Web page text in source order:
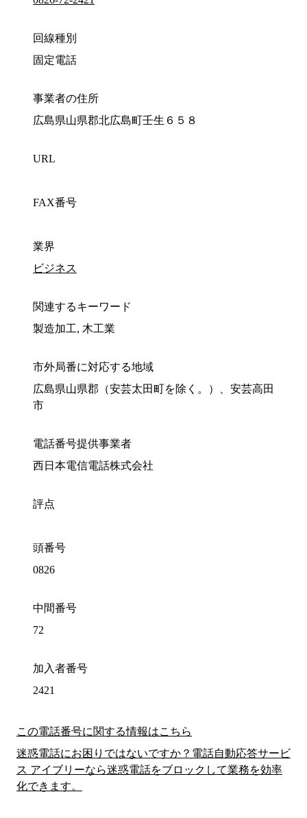
回線種別
固定電話
事業者の住所
広島県山県郡北広島町壬生６５８
URL
FAX番号
業界
ビジネス
関連するキーワード
製造加工, 木工業
市外局番に対応する地域
広島県山県郡（安芸太田町を除く。）、安芸高田
市
電話番号提供事業者
西日本電信電話株式会社
評点
頭番号
0826
中間番号
72
加入者番号
2421
この電話番号に関する情報はこちら
迷惑電話にお困りではないですか？電話自動応答サービ
ス アイブリーなら迷惑電話をブロックして業務を効率
化できます。